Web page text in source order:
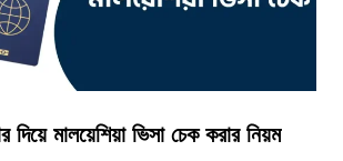
দিয়ে মালয়েশিয়া ভিসা চেক করার নিয়ম